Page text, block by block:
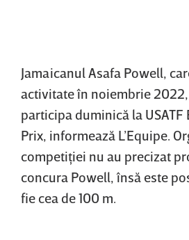
Jamaicanul Asafa Powell,
activitate în noiembrie
participa duminică la USATF
Prix, informează L’Equipe.
competiţiei nu au precizat
concura Powell, însă este
fie cea de 100 m.